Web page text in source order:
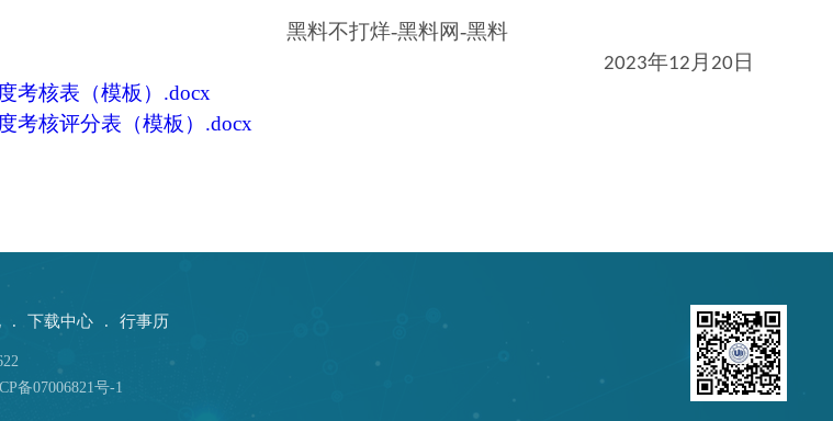
料不打烊-黑料网-黑料
年12 月 20 日
考核表（模板）.docx
考核评分表（模板）.docx
. 下载中心 . 行事历
备07006821号-1